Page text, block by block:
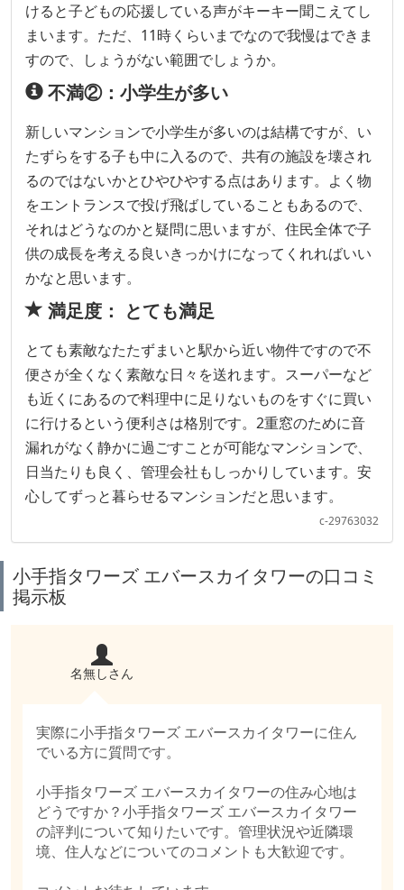
けると子どもの応援している声がキーキー聞こえてし
まいます。ただ、11時くらいまでなので我慢はできま
すので、しょうがない範囲でしょうか。
不満②：小学生が多い
新しいマンションで小学生が多いのは結構ですが、い
たずらをする子も中に入るので、共有の施設を壊され
るのではないかとひやひやする点はあります。よく物
をエントランスで投げ飛ばしていることもあるので、
それはどうなのかと疑問に思いますが、住民全体で子
供の成長を考える良いきっかけになってくれればいい
かなと思います。
満足度： とても満足
とても素敵なたたずまいと駅から近い物件ですので不
便さが全くなく素敵な日々を送れます。スーパーなど
も近くにあるので料理中に足りないものをすぐに買い
に行けるという便利さは格別です。2重窓のために音
漏れがなく静かに過ごすことが可能なマンションで、
日当たりも良く、管理会社もしっかりしています。安
心してずっと暮らせるマンションだと思います。
c-29763032
小手指タワーズ エバースカイタワーの口コミ
掲示板
名無しさん
実際に小手指タワーズ エバースカイタワーに住ん
でいる方に質問です。
小手指タワーズ エバースカイタワーの住み心地は
どうですか？小手指タワーズ エバースカイタワー
の評判について知りたいです。管理状況や近隣環
境、住人などについてのコメントも大歓迎です。